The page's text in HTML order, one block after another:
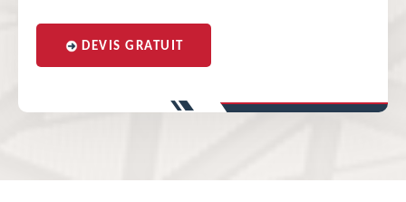
DEVIS GRATUIT